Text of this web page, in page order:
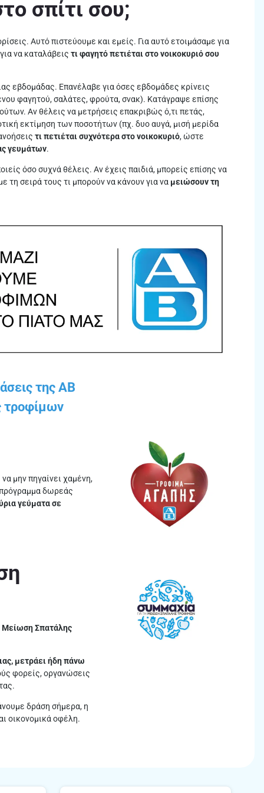
σπίτι σου;
Αυτό πιστεύουμε και εμείς. Για αυτό ετοιμάσαμε για
να καταλάβεις τι φαγητό πετιέται στο νοικοκυριό σου
εβδομάδας. Επανέλαβε για όσες εβδομάδες κρίνεις
φαγητού, σαλάτες, φρούτα, σνακ). Κατάγραψε επίσης
Αν θέλεις να μετρήσεις επακριβώς ό,τι πετάς,
εκτίμηση των ποσοτήτων (πχ. δυο αυγά, μισή μερίδα
τι πετιέται συχνότερα στο νοικοκυριό, ώστε
γευμάτων.
όσο συχνά θέλεις. Αν έχεις παιδιά, μπορείς επίσης να
τη σειρά τους τι μπορούν να κάνουν για να μειώσουν τη
της ΑΒ
τροφίμων
μην πηγαίνει χαμένη,
δωρεάς
γεύματα σε
Μείωση Σπατάλης
μετράει ήδη πάνω
φορείς, οργανώσεις
δράση σήμερα, η
οικονομικά οφέλη.